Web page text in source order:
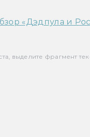
«Дэдпула и
выделите фрагмент